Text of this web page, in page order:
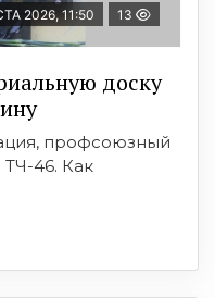
2026, 11:50 13
доску
профсоюзный
ТЧ-46. Как